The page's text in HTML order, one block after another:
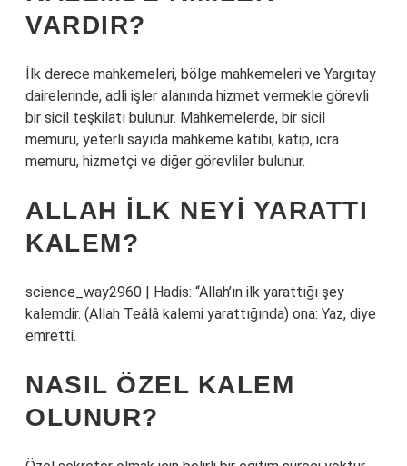
VARDIR?
İlk derece mahkemeleri, bölge mahkemeleri ve Yargıtay
dairelerinde, adli işler alanında hizmet vermekle görevli
bir sicil teşkilatı bulunur. Mahkemelerde, bir sicil
memuru, yeterli sayıda mahkeme katibi, katip, icra
memuru, hizmetçi ve diğer görevliler bulunur.
ALLAH ILK NEYI YARATTI
KALEM?
science_way2960 | Hadis: “Allah’ın ilk yarattığı şey
kalemdir. (Allah Teâlâ kalemi yarattığında) ona: Yaz, diye
emretti.
NASIL ÖZEL KALEM
OLUNUR?